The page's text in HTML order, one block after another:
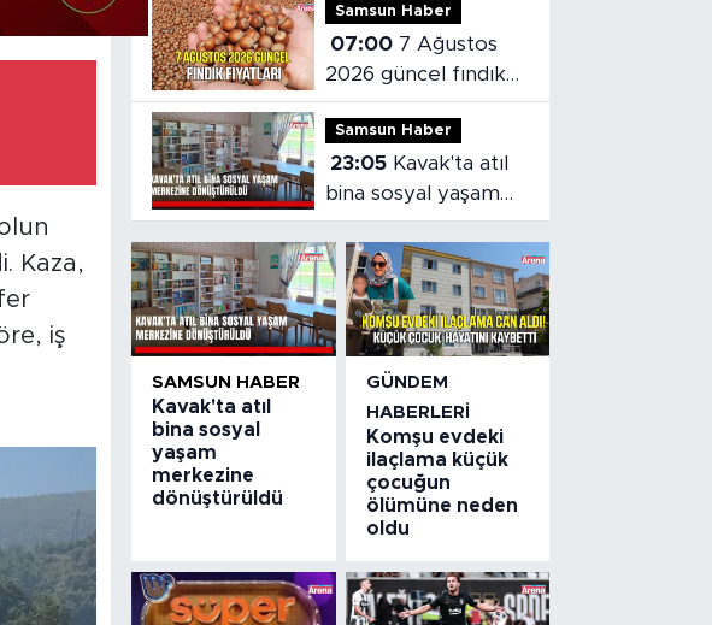
Kaza,
iş
Samsun Haber
07:00
2026 güncel fındık
fiyatları
Samsun Haber
23:05
bina sosyal yaşam
merkezine
dönüştürüldü
SAMSUN HABER
Kavak'ta atıl
bina sosyal
yaşam
merkezine
dönüştürüldü
GÜNDEM
HABERLERI
Komşu evdeki
ilaçlama küçük
çocuğun
ölümüne neden
oldu